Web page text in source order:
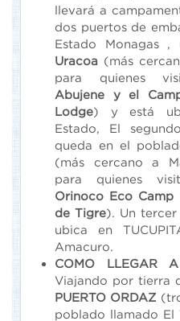
llevará a
dos puertos de
Estado Monagas
Uracoa (más
para quienes
Abujene y el
Lodge) y está
Estado, El
queda en el
(más cercano a
para quienes
Orinoco Eco Camp
de Tigre). Un tercer
ubica en
Amacuro.
COMO LLEGAR
Viajando por tierra
PUERTO ORDAZ
poblado llamado El